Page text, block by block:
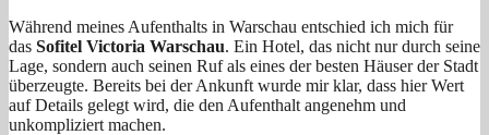
Während meines Aufenthalts in Warschau entschied ich mich für
das Sofitel Victoria Warschau. Ein Hotel, das nicht nur durch seine
Lage, sondern auch seinen Ruf als eines der besten Häuser der Stadt
überzeugte. Bereits bei der Ankunft wurde mir klar, dass hier Wert
auf Details gelegt wird, die den Aufenthalt angenehm und
unkompliziert machen.